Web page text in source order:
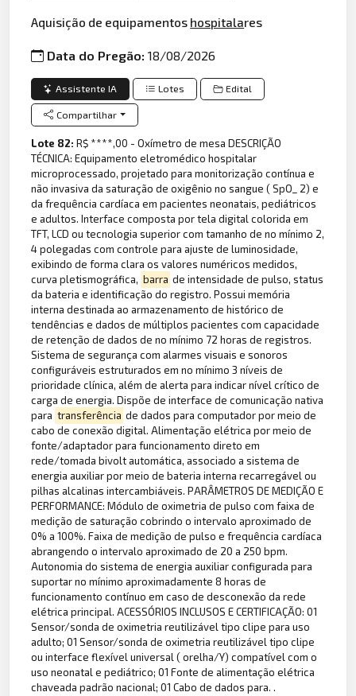
Aquisição de equipamentos hospitalares
Data do Pregão:18/08/2026
Assistente IA Lotes Edital
Compartilhar
Lote 82:R$ ****,00 - Oxímetro de mesa DESCRIÇÃO
TÉCNICA: Equipamento eletromédico hospitalar
microprocessado, projetado para monitorização contínua e
não invasiva da saturação de oxigênio no sangue ( SpO_ 2) e
da frequência cardíaca em pacientes neonatais, pediátricos
e adultos. Interface composta por tela digital colorida em
TFT, LCD ou tecnologia superior com tamanho de no mínimo 2,
4 polegadas com controle para ajuste de luminosidade,
exibindo de forma clara os valores numéricos medidos,
curva pletismográfica, barra de intensidade de pulso, status
da bateria e identificação do registro. Possui memória
interna destinada ao armazenamento de histórico de
tendências e dados de múltiplos pacientes com capacidade
de retenção de dados de no mínimo 72 horas de registros.
Sistema de segurança com alarmes visuais e sonoros
configuráveis estruturados em no mínimo 3 níveis de
prioridade clínica, além de alerta para indicar nível crítico de
carga de energia. Dispõe de interface de comunicação nativa
para transferência de dados para computador por meio de
cabo de conexão digital. Alimentação elétrica por meio de
fonte/adaptador para funcionamento direto em
rede/tomada bivolt automática, associado a sistema de
energia auxiliar por meio de bateria interna recarregável ou
pilhas alcalinas intercambiáveis. PARÂMETROS DE MEDIÇÃO E
PERFORMANCE: Módulo de oximetria de pulso com faixa de
medição de saturação cobrindo o intervalo aproximado de
0% a 100%. Faixa de medição de pulso e frequência cardíaca
abrangendo o intervalo aproximado de 20 a 250 bpm.
Autonomia do sistema de energia auxiliar configurada para
suportar no mínimo aproximadamente 8 horas de
funcionamento contínuo em caso de desconexão da rede
elétrica principal. ACESSÓRIOS INCLUSOS E CERTIFICAÇÃO: 01
Sensor/sonda de oximetria reutilizável tipo clipe para uso
adulto; 01 Sensor/sonda de oximetria reutilizável tipo clipe
ou interface flexível universal ( orelha/Y) compatível com o
uso neonatal e pediátrico; 01 Fonte de alimentação elétrica
chaveada padrão nacional; 01 Cabo de dados para. .